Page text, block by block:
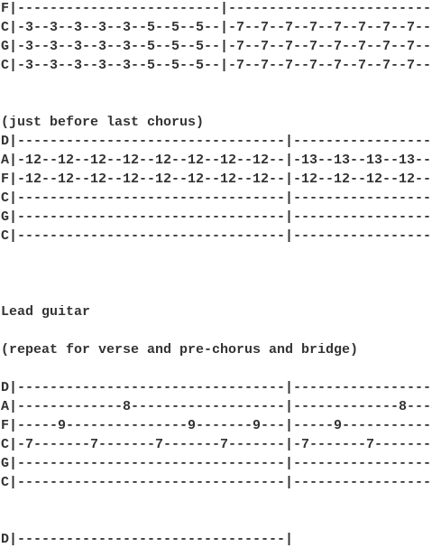
F|-------------------------
C|-3--3--3--3--3--5--5--5--|-7--7--7--7--7--7--7--
G|-3--3--3--3--3--5--5--5--|-7--7--7--7--7--7--7--
C|-3--3--3--3--3--5--5--5--|-7--7--7--7--7--7--7--
(just before last chorus)
D|---------------------------------
A|-12--12--12--12--12--12--12--12--|-13--13--13--
F|-12--12--12--12--12--12--12--12--|-12--12--12--
C|---------------------------------
G|---------------------------------
C|---------------------------------
Lead guitar
(repeat for verse and pre-chorus and bridge)
D|---------------------------------
A|-------------8-------------------|-------------
F|-----9---------------9-------9---|-----
C|-7-------7-------7-------7-------|-7-------
G|---------------------------------
C|---------------------------------
D|---------------------------------|